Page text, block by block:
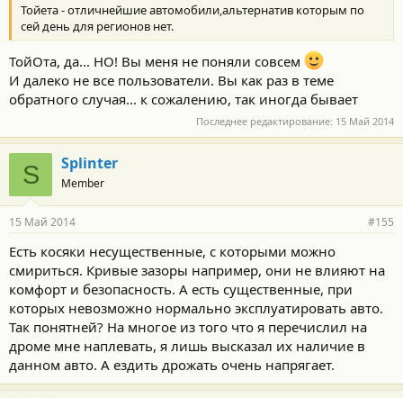
Тойета - отличнейшие автомобили,альтернатив которым по
сей день для регионов нет.
ТойОта, да... НО! Вы меня не поняли совсем
И далеко не все пользователи. Вы как раз в теме
обратного случая... к сожалению, так иногда бывает
Последнее редактирование: 15 Май 2014
S Splinter
Member
15 Май 2014 #155
Есть косяки несущественные, с которыми можно
смириться. Кривые зазоры например, они не влияют на
комфорт и безопасность. А есть существенные, при
которых невозможно нормально эксплуатировать авто.
Так понятней? На многое из того что я перечислил на
дроме мне наплевать, я лишь высказал их наличие в
данном авто. А ездить дрожать очень напрягает.